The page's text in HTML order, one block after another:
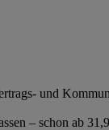
und
– schon ab